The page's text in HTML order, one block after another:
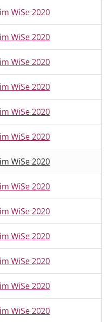
WiSe 2020
WiSe 2020
WiSe 2020
WiSe 2020
WiSe 2020
WiSe 2020
WiSe 2020
WiSe 2020
WiSe 2020
WiSe 2020
WiSe 2020
WiSe 2020
WiSe 2020